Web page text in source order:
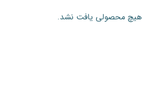
هیچ محصولی یافت نشد.